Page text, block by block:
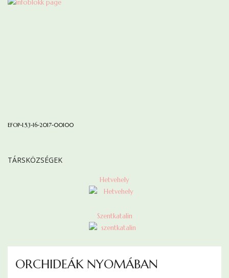
EFOP-1.5.3-16-2017-00100
TÁRSKÖZSÉGEK
Hetvehely
Szentkatalin
ORCHIDEÁK NYOMÁBAN